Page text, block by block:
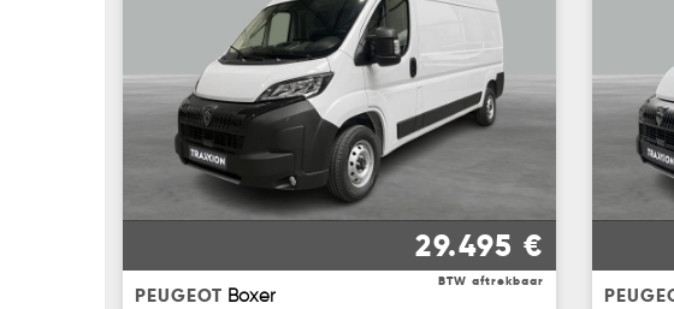
29.495 €
BTW aftrekbaar
PEUGEOT Boxer